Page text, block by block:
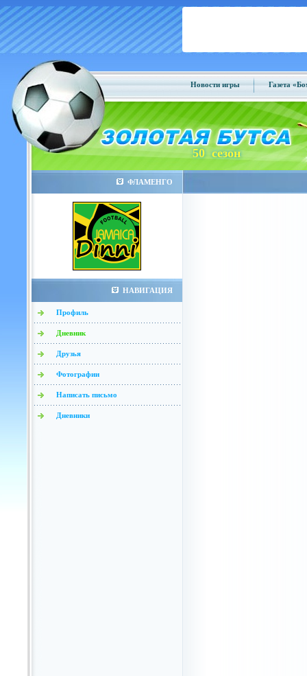
Новости игры Газета
50 сезон
ФЛАМЕНГО
НАВИГАЦИЯ
Профиль
Дневник
Друзья
Фотографии
Написать письмо
Дневники